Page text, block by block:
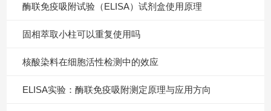
酶联免疫吸附试验（ELISA）试剂盒使用原理
固相萃取小柱可以重复使用吗
核酸染料在细胞活性检测中的效应
ELISA实验：酶联免疫吸附测定原理与应用方向